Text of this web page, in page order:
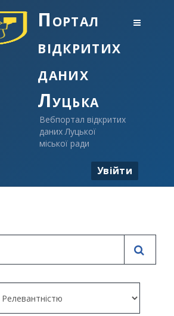
Портал
відкритих
даних
Луцька
Вебпортал відкритих
даних Луцької
міської ради
Увійти